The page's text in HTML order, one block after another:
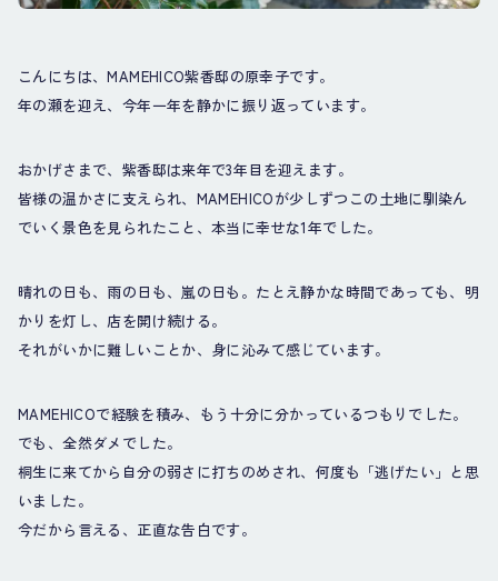
こんにちは、MAMEHICO紫香邸の原幸子です。
年の瀬を迎え、今年一年を静かに振り返っています。
おかげさまで、紫香邸は来年で3年目を迎えます。
皆様の温かさに支えられ、MAMEHICOが少しずつこの土地に馴染ん
でいく景色を見られたこと、本当に幸せな1年でした。
晴れの日も、雨の日も、嵐の日も。たとえ静かな時間であっても、明
かりを灯し、店を開け続ける。
それがいかに難しいことか、身に沁みて感じています。
MAMEHICOで経験を積み、もう十分に分かっているつもりでした。
でも、全然ダメでした。
桐生に来てから自分の弱さに打ちのめされ、何度も「逃げたい」と思
いました。
今だから言える、正直な告白です。